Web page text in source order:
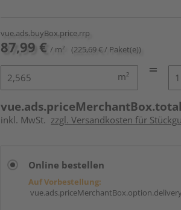
vue.ads.buyBox.price.rrp
87,99 € / m² (225,69 € / Paket(e))
m²
vue.ads.priceMerchantBox.total
inkl. MwSt. zzgl. Versandkosten für
Online bestellen
Auf Vorbestellung: